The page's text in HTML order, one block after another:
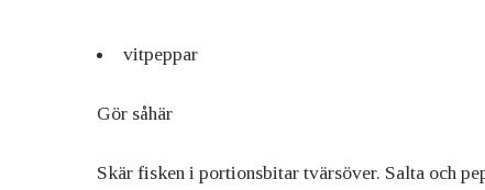
vitpeppar
Gör såhär
Skär fisken i portionsbitar tvärsöver. Salta och